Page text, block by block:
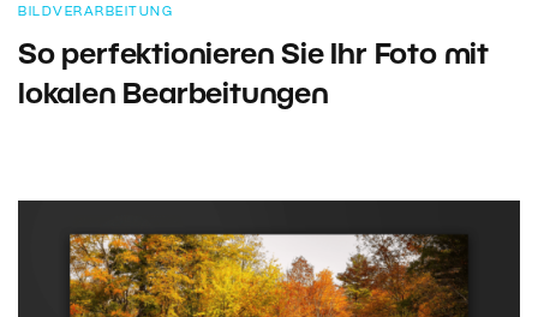
BILDVERARBEITUNG
So perfektionieren Sie Ihr Foto mit
lokalen Bearbeitungen